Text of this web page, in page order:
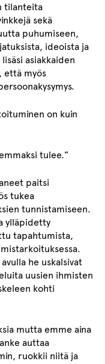
tilanteita
sekä
puhumiseen,
ideoista ja
asiakkaiden
että myös
on kuin
tulee.”
paitsi
tukea
tunnistamiseen.
ylläpidetty
tapahtumista,
he uskalsivat
uusien ihmisten
kohti
mutta emme aina
auttaa
ruokkii niitä ja